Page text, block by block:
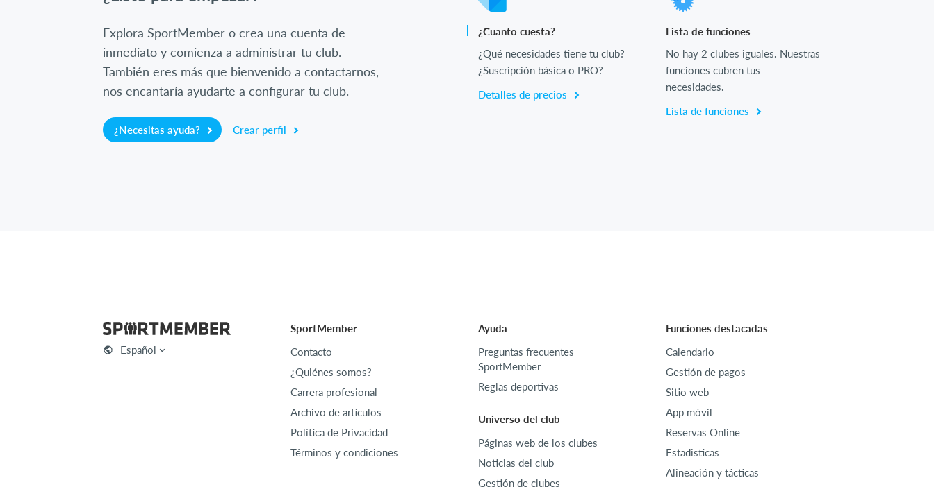
Explora SportMember o crea una cuenta de
inmediato y comienza a administrar tu club.
También eres más que bienvenido a contactarnos,
nos encantaría ayudarte a configurar tu club.
¿Necesitas ayuda? Crear perfil
¿Cuanto cuesta?
¿Qué necesidades tiene tu club?
¿Suscripción básica o PRO?
Detalles de precios
Lista de funciones
No hay 2 clubes iguales. Nuestras
funciones cubren tus
necesidades.
Lista de funciones
Español
SportMember
Contacto
¿Quiénes somos?
Carrera profesional
Archivo de artículos
Política de Privacidad
Términos y condiciones
Ayuda
Preguntas frecuentes
SportMember
Reglas deportivas
Universo del club
Páginas web de los clubes
Noticias del club
Gestión de clubes
Funciones destacadas
Calendario
Gestión de pagos
Sitio web
App móvil
Reservas Online
Estadisticas
Alineación y tácticas